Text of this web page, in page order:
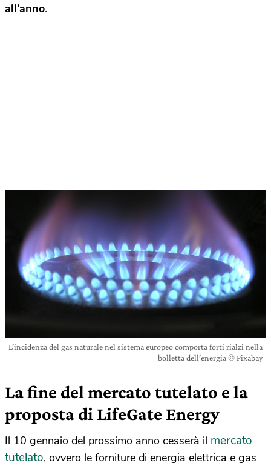
all’anno.
L’incidenza del gas naturale nel sistema europeo comporta forti rialzi nella
bolletta dell’energia © Pixabay
La fine del mercato tutelato e la
proposta di LifeGate Energy
Il 10 gennaio del prossimo anno cesserà il mercato
tutelato, ovvero le forniture di energia elettrica e gas